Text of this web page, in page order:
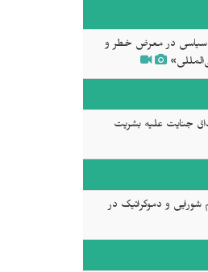
سیاسی در معرض خطر و
جنایت علیه بشریت
و دموکراتیک در